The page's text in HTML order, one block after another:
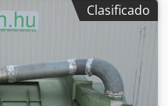
- JAC - PANIRECORD F73
PAVAILLER - STAFF
Se venden en kits
que incluyen: - Banda
inferior de refuerzo -
Clasificado